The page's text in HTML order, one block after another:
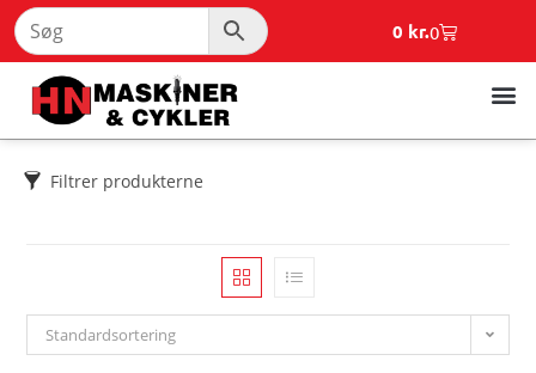
0 kr.0
Filtrer produkterne
Standardsortering